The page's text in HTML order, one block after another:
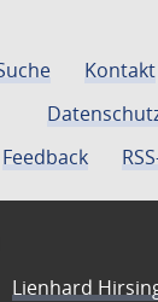
Kontakt
Feedback
Lienhard